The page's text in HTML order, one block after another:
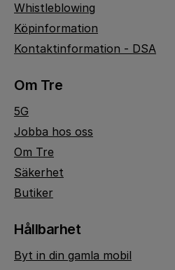
Whistleblowing
Köpinformation
Kontaktinformation - DSA
Om Tre
5G
Jobba hos oss
Om Tre
Säkerhet
Butiker
Hållbarhet
Byt in din gamla mobil